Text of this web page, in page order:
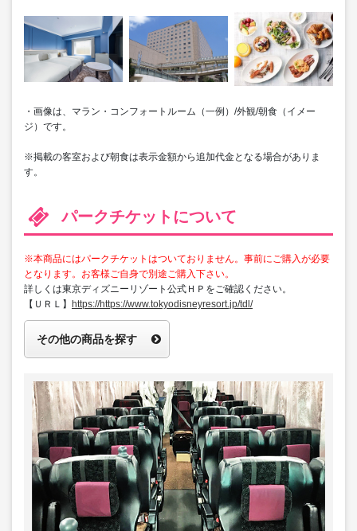
・画像は、マラン・コンフォートルーム（一例）/外観/朝食（イメー
ジ）です。
※掲載の客室および朝食は表示金額から追加代金となる場合がありま
す。
パークチケットについて
※本商品にはパークチケットはついておりません。事前にご購入が必要
となります。お客様ご自身で別途ご購入下さい。
詳しくは東京ディズニーリゾート公式ＨＰをご確認ください。
【ＵＲＬ】
https://https://www.tokyodisneyresort.jp/tdl/
その他の商品を探す